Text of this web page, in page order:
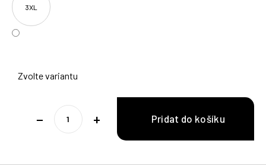
3XL
Zvolte variantu
+
−